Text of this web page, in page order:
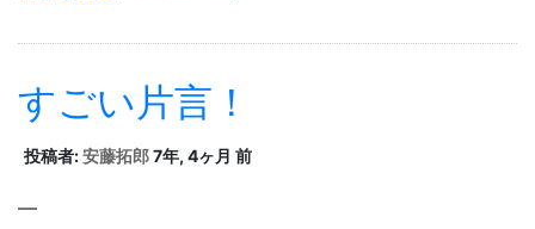
すごい片言！
投稿者:安藤拓郎7年, 4ヶ月 前
—